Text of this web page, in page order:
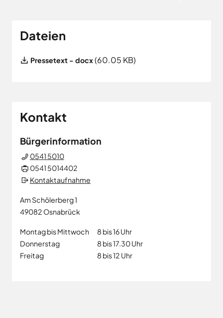
Dateien
File
Pressetext - docx(60.05 KB)
Kontakt
Bürgerinformation
0541 5010
0541 5014402
Kontaktaufnahme
Am Schölerberg 1
49082 Osnabrück
Montag bis Mittwoch
8 bis 16 Uhr
Donnerstag
8 bis 17.30 Uhr
Freitag
8 bis 12 Uhr
Wallenhorst